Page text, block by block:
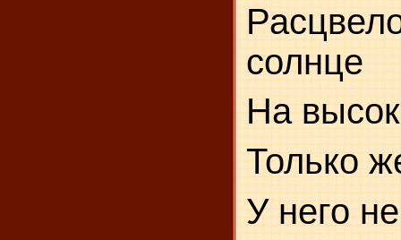
солнце
На
Только
У него